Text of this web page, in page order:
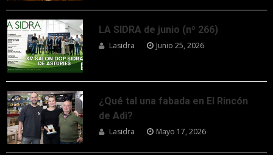
LA SIDRA de junio (nº 266)
Lasidra Junio 25, 2026
¿Qué tal una fabada en El Rincón
de Adi?
Lasidra Mayo 17, 2026